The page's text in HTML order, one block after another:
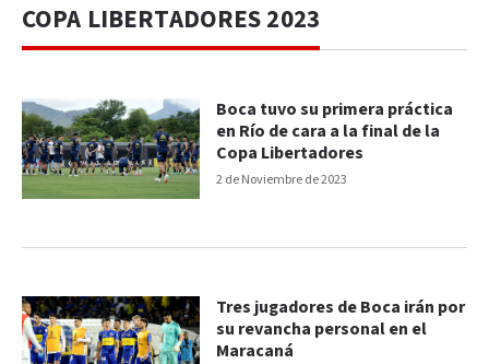
COPA LIBERTADORES 2023
2 de Noviembre de 2023
Boca tuvo su primera práctica
en Río de cara a la final de la
Copa Libertadores
Tres jugadores de Boca irán por
su revancha personal en el
Maracaná